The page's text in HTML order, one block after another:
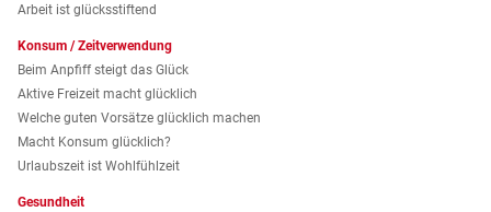
Arbeit ist glücksstiftend
Konsum / Zeitverwendung
Beim Anpfiff steigt das Glück
Aktive Freizeit macht glücklich
Welche guten Vorsätze glücklich machen
Macht Konsum glücklich?
Urlaubszeit ist Wohlfühlzeit
Gesundheit